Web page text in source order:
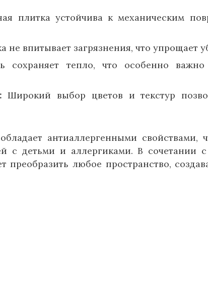
плитка устойчива к механическим
не впитывает загрязнения, что упрощает
сохраняет тепло, что особенно
Широкий выбор цветов и текстур
антиаллергенными свойствами,
с детьми и аллергиками. В сочетании
любое пространство,